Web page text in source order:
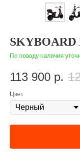
SKYBOARD
По поводу наличия
113 900 р.
Цвет